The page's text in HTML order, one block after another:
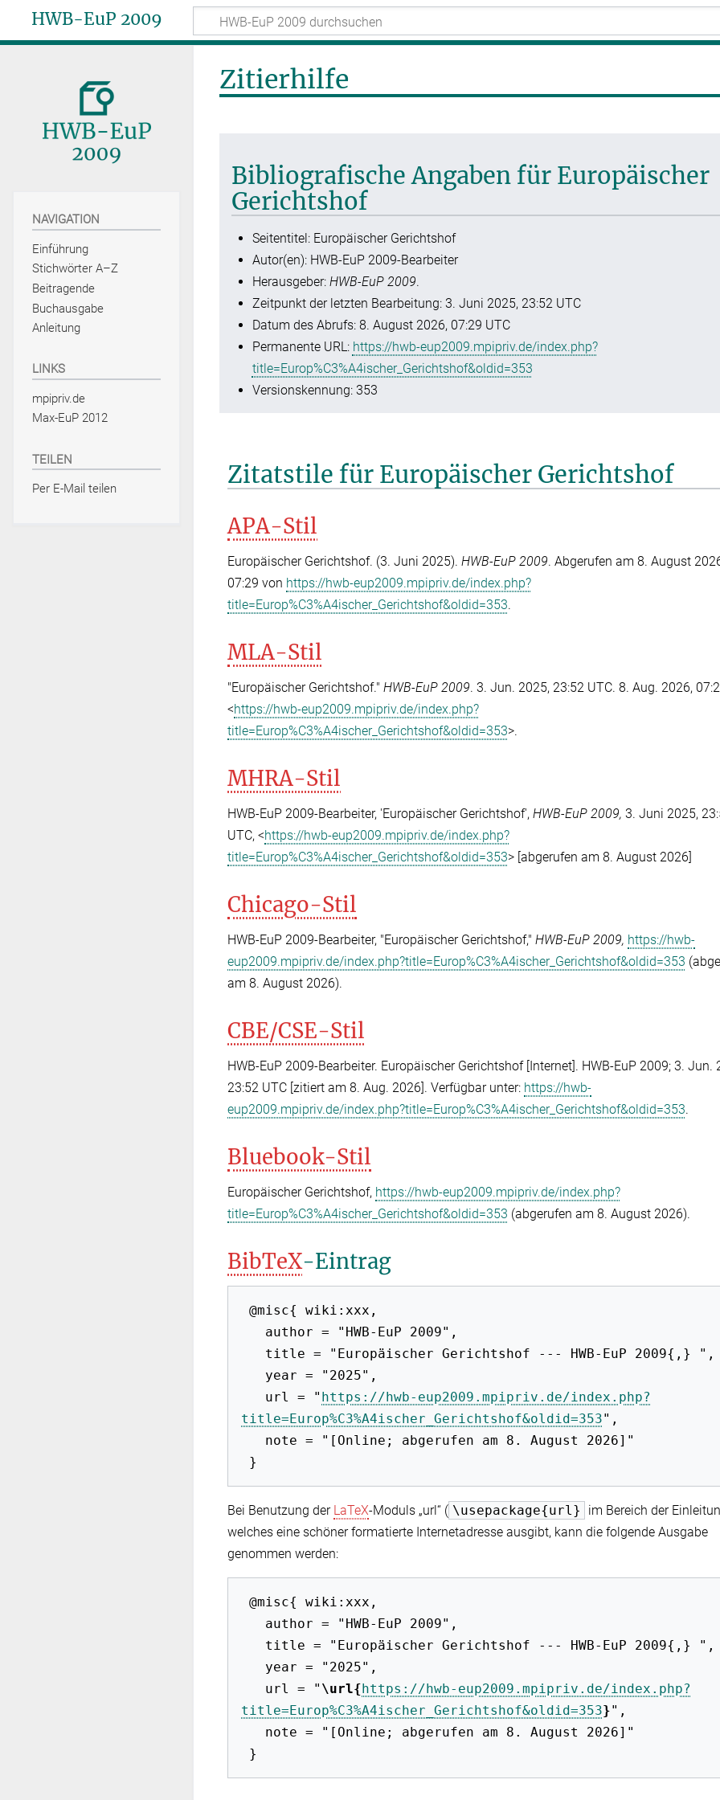
HWB-EuP 2009
Zitierhilfe
Bibliografische Angaben für Europäischer
Gerichtshof
Seitentitel: Europäischer Gerichtshof
Autor(en): HWB-EuP 2009-Bearbeiter
Herausgeber: HWB-EuP 2009.
Zeitpunkt der letzten Bearbeitung: 3. Juni 2025, 23:52 UTC
Datum des Abrufs: 8. August 2026, 07:29 UTC
Permanente URL: https://hwb-eup2009.mpipriv.de/index.php?
title=Europ%C3%A4ischer_Gerichtshof&oldid=353
Versionskennung: 353
Zitatstile für Europäischer Gerichtshof
APA-Stil
Europäischer Gerichtshof. (3. Juni 2025). HWB-EuP 2009. Abgerufen am 8. August
07:29 von https://hwb-eup2009.mpipriv.de/index.php?
title=Europ%C3%A4ischer_Gerichtshof&oldid=353.
MLA-Stil
"Europäischer Gerichtshof." HWB-EuP 2009. 3. Jun. 2025, 23:52 UTC. 8. Aug. 2026,
<https://hwb-eup2009.mpipriv.de/index.php?
title=Europ%C3%A4ischer_Gerichtshof&oldid=353>.
MHRA-Stil
HWB-EuP 2009-Bearbeiter, 'Europäischer Gerichtshof', HWB-EuP 2009, 3. Juni 2025,
UTC, <https://hwb-eup2009.mpipriv.de/index.php?
title=Europ%C3%A4ischer_Gerichtshof&oldid=353> [abgerufen am 8. August 2026]
Chicago-Stil
HWB-EuP 2009-Bearbeiter, "Europäischer Gerichtshof," HWB-EuP 2009, https://hwb-
eup2009.mpipriv.de/index.php?title=Europ%C3%A4ischer_Gerichtshof&oldid=353
am 8. August 2026).
CBE/CSE-Stil
HWB-EuP 2009-Bearbeiter. Europäischer Gerichtshof [Internet]. HWB-EuP 2009; 3. Jun.
23:52 UTC [zitiert am 8. Aug. 2026]. Verfügbar unter: https://hwb-
eup2009.mpipriv.de/index.php?title=Europ%C3%A4ischer_Gerichtshof&oldid=353.
Bluebook-Stil
Europäischer Gerichtshof, https://hwb-eup2009.mpipriv.de/index.php?
title=Europ%C3%A4ischer_Gerichtshof&oldid=353 (abgerufen am 8. August 2026).
BibTeX-Eintrag
   url = "
https://hwb-eup2009.mpipriv.de/index.php?
title=Europ%C3%A4ischer_Gerichtshof&oldid=353",
Bei Benutzung der LaTeX-Moduls „url“ ( \usepackage{url}
im Bereich der
welches eine schöner formatierte Internetadresse ausgibt, kann die folgende Ausgabe
genommen werden:
   url = "
\url{https://hwb-eup2009.mpipriv.de/index.php?
title=Europ%C3%A4ischer_Gerichtshof&oldid=353}",
NAVIGATION
Einführung
Stichwörter A–Z
Beitragende
Buchausgabe
Anleitung
LINKS
mpipriv.de
Max-EuP 2012
TEILEN
Per E-Mail teilen